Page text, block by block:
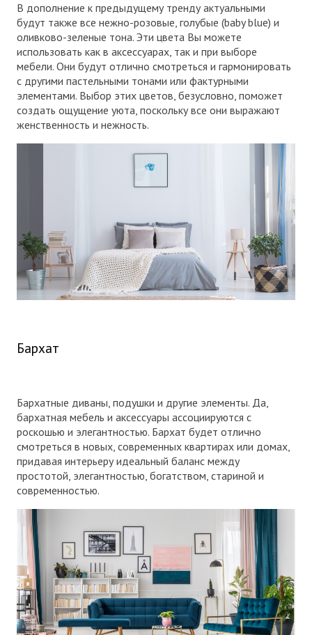
В дополнение к предыдущему тренду актуальными
будут также все нежно-розовые, голубые (baby blue) и
оливково-зеленые тона. Эти цвета Вы можете
использовать как в аксессуарах, так и при выборе
мебели. Они будут отлично смотреться и гармонировать
с другими пастельными тонами или фактурными
элементами. Выбор этих цветов, безусловно, поможет
создать ощущение уюта, поскольку все они выражают
женственность и нежность.
Бархат
Бархатные диваны, подушки и другие элементы. Да,
бархатная мебель и аксессуары ассоциируются с
роскошью и элегантностью. Бархат будет отлично
смотреться в новых, современных квартирах или домах,
придавая интерьеру идеальный баланс между
простотой, элегантностью, богатством, стариной и
современностью.